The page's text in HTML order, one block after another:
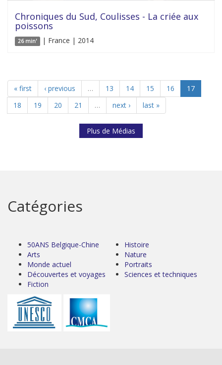
Chroniques du Sud, Coulisses - La criée aux
poissons
26 min' | France | 2014
« first ‹ previous … 13 14 15 16
17
18
19 20 21 … next › last »
Plus de Médias
Catégories
50ANS Belgique-Chine
Arts
Monde actuel
Découvertes et voyages
Fiction
Histoire
Nature
Portraits
Sciences et techniques